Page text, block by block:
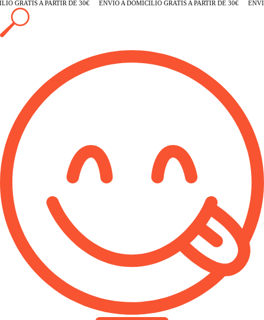
GRATIS A PARTIR DE 30€ ENVÍO A DOMICILIO GRATIS A PARTIR DE 30€